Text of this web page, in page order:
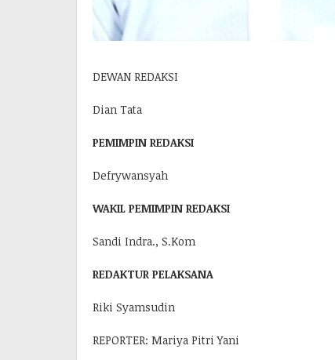
DEWAN REDAKSI
Dian Tata
PEMIMPIN REDAKSI
Defrywansyah
WAKIL PEMIMPIN REDAKSI
Sandi Indra., S.Kom
REDAKTUR PELAKSANA
Riki Syamsudin
REPORTER: Mariya Pitri Yani